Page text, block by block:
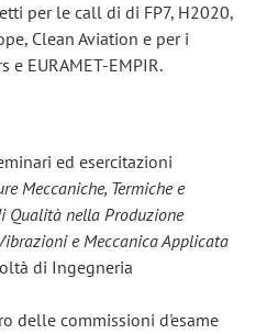
per le call di di FP7, H2020,
Clean Aviation e per i
e EURAMET-EMPIR.
ed esercitazioni
Meccaniche, Termiche e
Qualità nella Produzione
e Meccanica Applicata
di Ingegneria
delle commissioni d'esame